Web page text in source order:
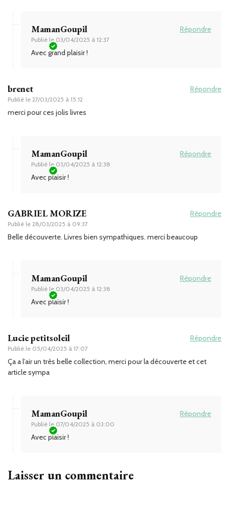
MamanGoupil
Publié le 03/04/2025 à 12:37
Répondre
Avec grand plaisir !
brenet
Publié le 27/03/2025 à 15:12
Répondre
merci pour ces jolis livres
MamanGoupil
Publié le 03/04/2025 à 12:38
Répondre
Avec plaisir !
GABRIEL MORIZE
Publié le 28/03/2025 à 09:37
Répondre
Belle découverte. Livres bien sympathiques. merci beaucoup
MamanGoupil
Publié le 03/04/2025 à 12:38
Répondre
Avec plaisir !
Lucie petitsoleil
Publié le 05/04/2025 à 17:07
Répondre
Ça a l’air un très belle collection, merci pour la découverte et cet
article sympa
MamanGoupil
Publié le 07/04/2025 à 03:00
Répondre
Avec plaisir !
Laisser un commentaire